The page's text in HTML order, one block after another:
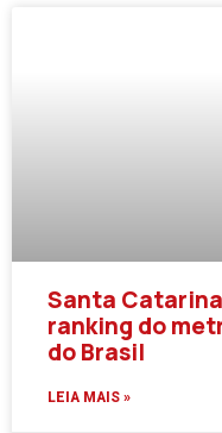
Santa
ranking do
do Brasil
LEIA MAIS »